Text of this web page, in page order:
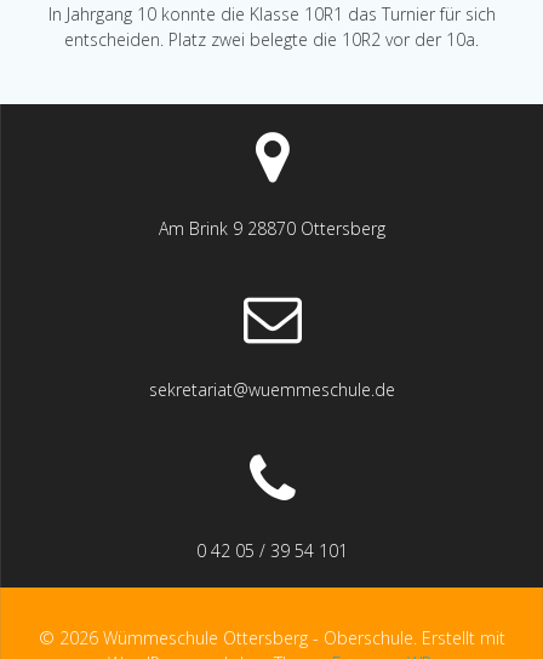
In Jahrgang 10 konnte die Klasse 10R1 das Turnier für sich
entscheiden. Platz zwei belegte die 10R2 vor der 10a.
Am Brink 9 28870 Ottersberg
sekretariat@wuemmeschule.de
0 42 05 / 39 54 101
© 2026 Wümmeschule Ottersberg - Oberschule. Erstellt mit